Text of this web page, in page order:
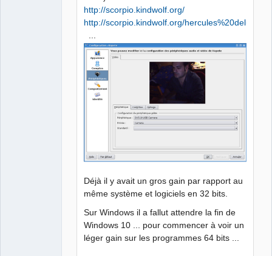
http://scorpio.kindwolf.org/
http://scorpio.kindwolf.org/
Déjà il y avait un gros gain par rapport au
même système et logiciels en 32 bits.
Sur Windows il a fallut attendre la fin de
Windows 10 ... pour commencer à voir un
léger gain sur les programmes 64 bits ...